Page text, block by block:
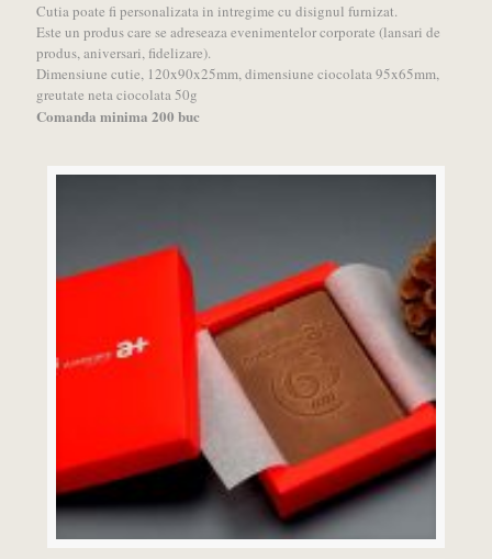
Cutia poate fi personalizata in intregime cu disignul furnizat.
Este un produs care se adreseaza evenimentelor corporate (lansari de
produs, aniversari, fidelizare).
Dimensiune cutie, 120x90x25mm, dimensiune ciocolata 95x65mm,
greutate neta ciocolata 50g
Comanda minima 200 buc